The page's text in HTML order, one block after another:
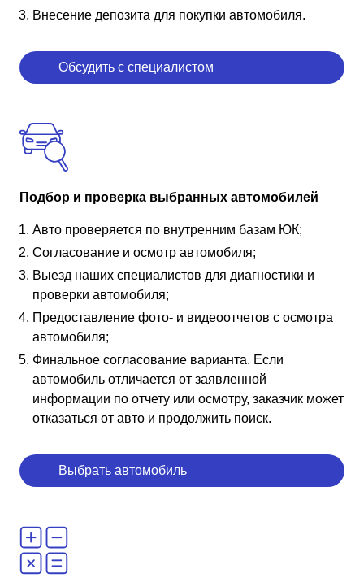
Внесение депозита для покупки автомобиля.
Обсудить с специалистом
Подбор и проверка выбранных автомобилей
Авто проверяется по внутренним базам ЮК;
Согласование и осмотр автомобиля;
Выезд наших специалистов для диагностики и
проверки автомобиля;
Предоставление фото- и видеоотчетов с осмотра
автомобиля;
Финальное согласование варианта. Если
автомобиль отличается от заявленной
информации по отчету или осмотру, заказчик может
отказаться от авто и продолжить поиск.
Выбрать автомобиль